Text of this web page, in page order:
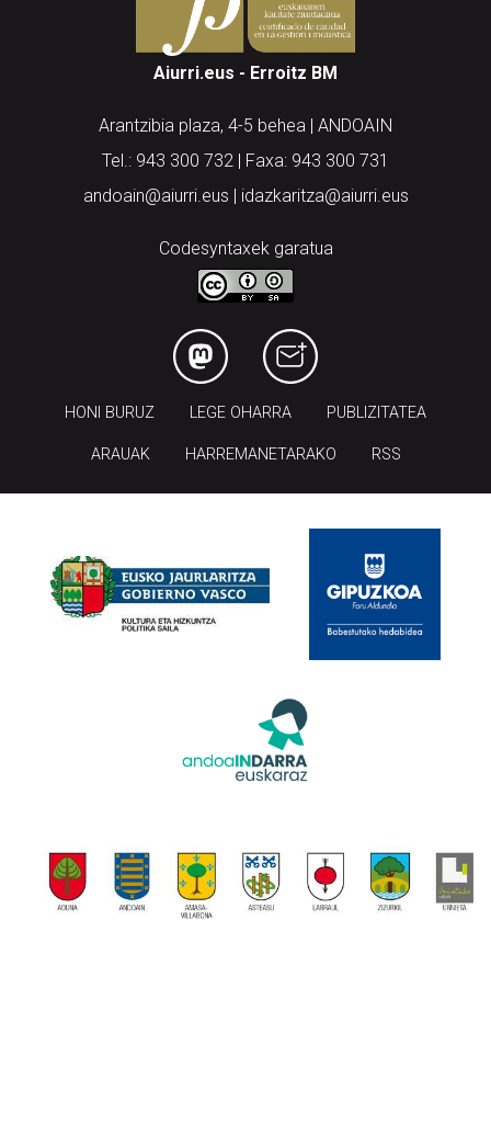
Aiurri.eus - Erroitz BM
Arantzibia plaza, 4-5 behea | ANDOAIN
Tel.: 943 300 732 | Faxa: 943 300 731
andoain@aiurri.eus | idazkaritza@aiurri.eus
Codesyntaxek garatua
HONI BURUZ LEGE OHARRA PUBLIZITATEA
ARAUAK HARREMANETARAKO RSS